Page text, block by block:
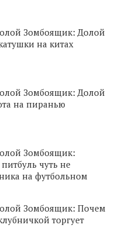
Зомбоящик: Долой
на китах
Зомбоящик: Долой
на пиранью
Зомбоящик:
чуть не
на футбольном
Зомбоящик: Почем
торгует